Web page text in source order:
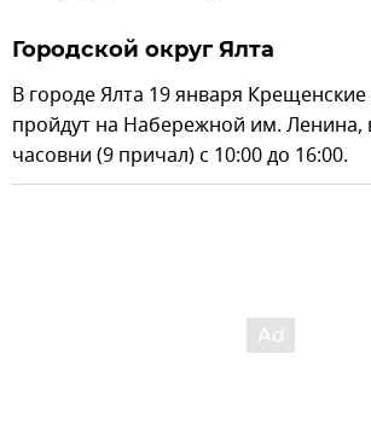
Городской округ Ялта
В городе Ялта 19 января Крещенские
пройдут на Набережной им. Ленина,
часовни (9 причал) с 10:00 до 16:00.